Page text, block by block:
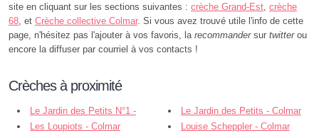
site en cliquant sur les sections suivantes : crèche Grand-Est crèche
68 , et Crèche collective Colmar. Si vous avez trouvé utile l'info de cette
page, n'hésitez pas l'ajouter à vos favoris, la recommandersur twitterou
encore la diffuser par courriel à vos contacts !
Crèches à proximité
Le Jardin des Petits N°1 -
Colmar
Le Jardin des Petits - Colmar
Les Loupiots - Colmar
Louise Scheppler - Colmar